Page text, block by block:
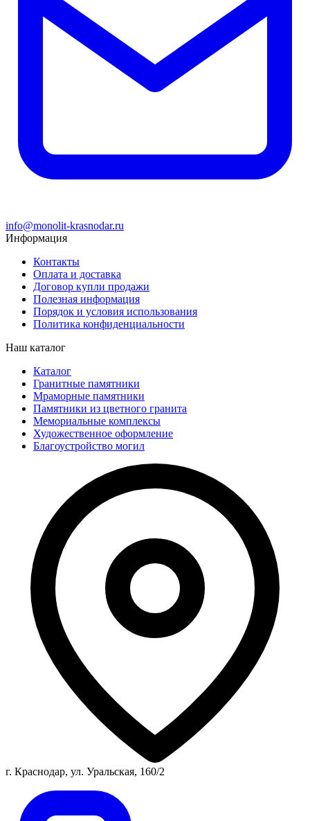
info@monolit-krasnodar.ru
Информация
Контакты
Оплата и доставка
Договор купли продажи
Полезная информация
Порядок и условия использования
Политика конфиденциальности
Наш каталог
Каталог
Гранитные памятники
Мраморные памятники
Памятники из цветного гранита
Мемориальные комплексы
Художественное оформление
Благоустройство могил
г. Краснодар, ул. Уральская, 160/2